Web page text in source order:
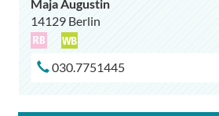
Maja Augustin
14129 Berlin
030.7751445